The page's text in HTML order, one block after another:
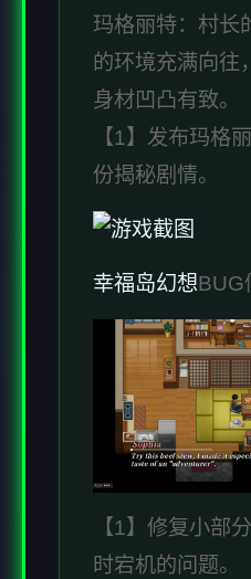
玛格丽特：村长
的环境充满向往
身材凹凸有致。
【1】发布玛格
份揭秘剧情。
幸福岛幻想BUG
【1】修复小部
时宕机的问题。